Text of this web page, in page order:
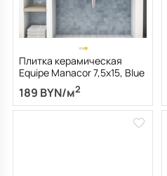
Плитка керамическая
Equipe Manacor 7,5х15, Blue
Moon, 7,5 мм
189 BYN/м2